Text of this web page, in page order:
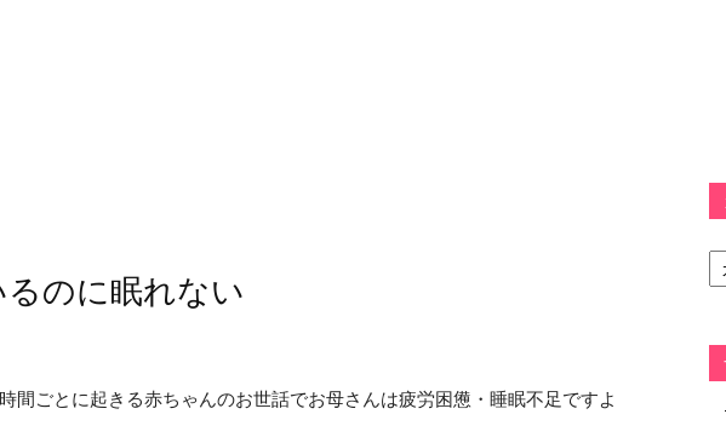
のに眠れない
間ごとに起きる赤ちゃんのお世話でお母さんは疲労困憊・睡眠不足ですよ
カ
テ
ー